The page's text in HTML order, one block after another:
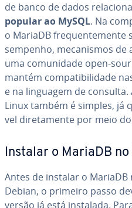
de banco de dados
popular ao MySQL. Na
o MariaDB fre­quen­te­mente
sem­pe­nho, me­ca­nis­mos
uma co­mu­ni­dade open-
mantém com­pa­ti­bi­li­dade
e na linguagem de
Linux também é simples, já
vel di­re­ta­mente por meio
Instalar o MariaDB
Antes de instalar o
Debian, o primeiro passo
versão já está instalada.